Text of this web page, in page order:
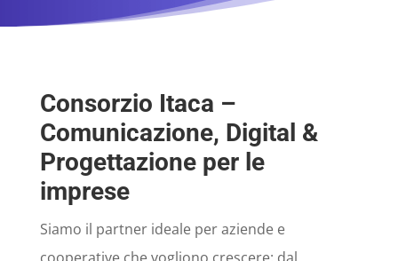
Consorzio Itaca –
Comunicazione, Digital &
Progettazione per le
imprese
Siamo il partner ideale per aziende e